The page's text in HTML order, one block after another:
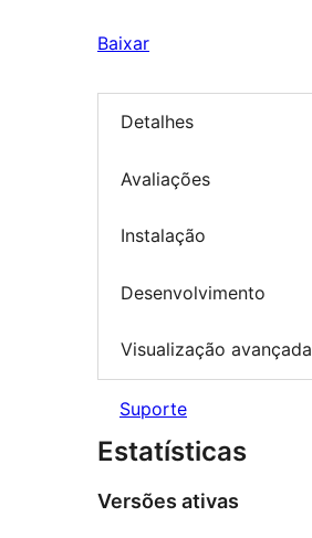
Baixar
Detalhes
Avaliações
Instalação
Desenvolvimento
Visualização avançada
Suporte
Estatísticas
Versões ativas